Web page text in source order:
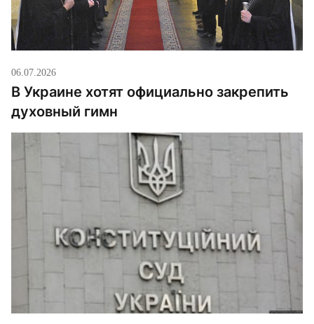
06.07.2026
В Украине хотят официально закрепить
духовный гимн